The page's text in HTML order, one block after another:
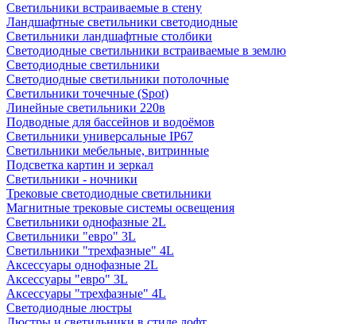
Светильники встраиваемые в стену
Ландшафтные светильники светодиодные
Светильники ландшафтные столбики
Светодиодные светильники встраиваемые в землю
Светодиодные светильники
Светодиодные светильники потолочные
Светильники точечные (Spot)
Линейные светильники 220в
Подводные для бассейнов и водоёмов
Светильники универсальные IP67
Светильники мебельные, витринные
Подсветка картин и зеркал
Светильники - ночники
Трековые светодиодные светильники
Магнитные трековые системы освещения
Светильники однофазные 2L
Светильники "евро" 3L
Светильники "трехфазные" 4L
Аксессуары однофазные 2L
Аксессуары "евро" 3L
Аксессуары "трехфазные" 4L
Светодиодные люстры